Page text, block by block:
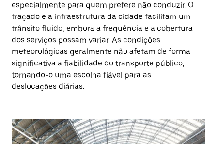
especialmente para quem prefere não conduzir. O
traçado e a infraestrutura da cidade facilitam um
trânsito fluido, embora a frequência e a cobertura
dos serviços possam variar. As condições
meteorológicas geralmente não afetam de forma
significativa a fiabilidade do transporte público,
tornando-o uma escolha fiável para as
deslocações diárias.